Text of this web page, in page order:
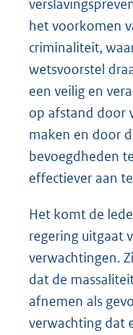
het voorkomen
criminaliteit,
wetsvoorstel
een veilig en
op afstand door
maken en door
bevoegdheden
effectiever aan
Het komt de
regering uitgaat
verwachtingen.
dat de
afnemen als
verwachting dat